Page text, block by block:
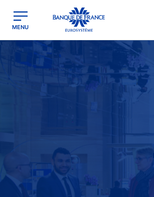
Banque de France - Menu Principal
MENU
Image